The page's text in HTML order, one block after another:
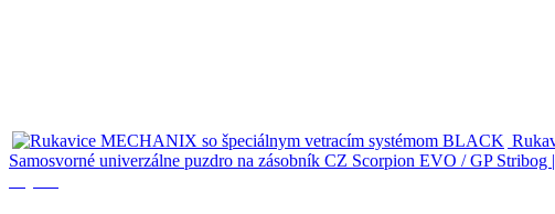
Samosvorné univerzálne puzdro na zásobník CZ Scorpion EVO / GP